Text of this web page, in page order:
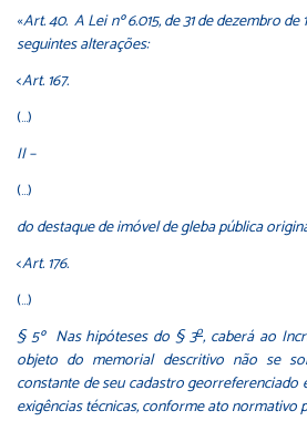
«Art. 40. ALei nº 6.015, de 31 de dezembro de
seguintes alterações:
<Art. 167.
(…)
II –
(…)
do destaque de imóvel de gleba pública
<Art. 176.
(…)
§ 5º Nas hipóteses do § 3o, caberá ao
objeto do memorial descritivo não se
constante de seu cadastro georreferenciado
exigências técnicas, conforme ato normativo